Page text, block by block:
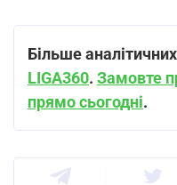
Більше
LIGA360. Замовте
прямо сьогодні.